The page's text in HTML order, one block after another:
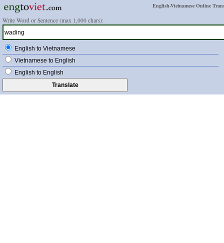
English-Vietnamese Online
Write Word or Sentence (max 1,000 chars):
English to Vietnamese
Vietnamese to English
English to English